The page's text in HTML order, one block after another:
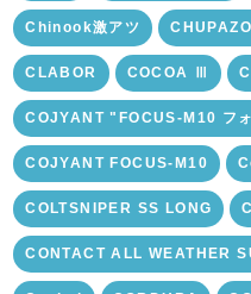
Chinook激アツ
CLABOR COCOA Ⅲ
COJYANT "FOCUS-M10 フ
COJYANT FOCUS-M10
COLTSNIPER SS LONG
CONTACT ALL WEATHER